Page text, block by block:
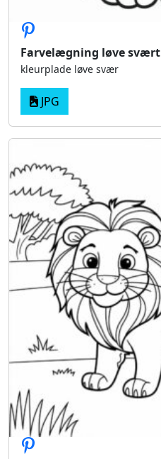
Farvelægning løve svært
kleurplade løve svær
JPG